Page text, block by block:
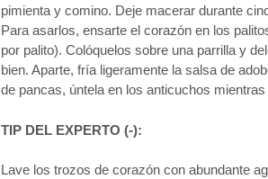
pimienta y comino. Deje macerar durante
Para asarlos, ensarte el corazón en los
por palito). Colóquelos sobre una parrilla y
bien. Aparte, fría ligeramente la salsa de
de pancas, úntela en los anticuchos
TIP DEL EXPERTO (-):
Lave los trozos de corazón con abundante